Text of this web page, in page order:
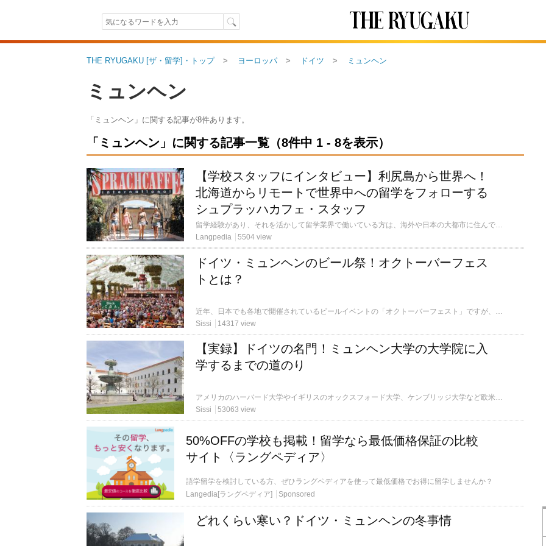
THE RYUGAKU [ザ・留学]・トップ ヨーロッパ ドイツ ミュンヘン
ミュンヘン
「ミュンヘン」に関する記事が8件あります。
「ミュンヘン」に関する記事一覧（8件中 1 - 8を表示）
【学校スタッフにインタビュー】利尻島から世界へ！
北海道からリモートで世界中への留学をフォローする
シュプラッハカフェ・スタッフ
留学経験があり、それを活かして留学業界で働いている方は、海外や日本の大都市に住んで活躍しているイメージがありませんか？ 世界11ヶ国（マルタ、イギリス、カナダ、南アフリカ、モロッコ、ドイツ、スペイン、イタリア、フランス、中国、キューバ）に校舎がある語学学校シュプラッハカフェ（Sprachcaffe）に勤務するMachimura Ayumiさんは、北海道からリモートで、世界中の留学をフォローしています。
Langpedia
5504 view
ドイツ・ミュンヘンのビール祭！オクトーバーフェス
トとは？
近年、日本でも各地で開催されているビールイベントの「オクトーバーフェスト」ですが、本場ドイツ・ミュンヘンのオクトーバーフェストは毎年約600万人の人が訪れる世界最大級の祭りです。そんなミュンヘンのオクトーバーフェストについて、その特徴と参加する際の注意点をご紹介します。
Sissi
14317 view
【実録】ドイツの名門！ミュンヘン大学の大学院に入
学するまでの道のり
アメリカのハーバード大学やイギリスのオックスフォード大学、ケンブリッジ大学など欧米諸国の名門大学はアジアでも知名度が高いものです。そんな中、アジア諸国ではあまり知られていないものの、学界でその名前を出したら知らない人はいない隠れた名門大学があります。その名はミュンヘン大学。ここでは、筆者がこの大学院に入学するまでの体験談をお伝えします。
Sissi
53063 view
50%OFFの学校も掲載！留学なら最低価格保証の比較
サイト〈ラングペディア〉
語学留学を検討している方、ぜひラングペディアを使って最低価格でお得に留学しませんか？
Langedia[ラングペディア]
Sponsored
どれくらい寒い？ドイツ・ミュンヘンの冬事情